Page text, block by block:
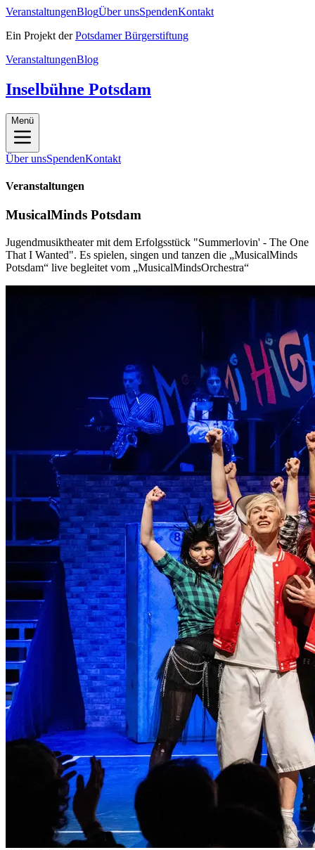
VeranstaltungenBlogÜber unsSpendenKontakt
Ein Projekt der Potsdamer Bürgerstiftung
VeranstaltungenBlog
Inselbühne Potsdam
Menü
Über unsSpendenKontakt
Veranstaltungen
MusicalMinds Potsdam
Jugendmusiktheater mit dem Erfolgsstück "Summerlovin' - The One
That I Wanted". Es spielen, singen und tanzen die „MusicalMinds
Potsdam“ live begleitet vom „MusicalMindsOrchestra“